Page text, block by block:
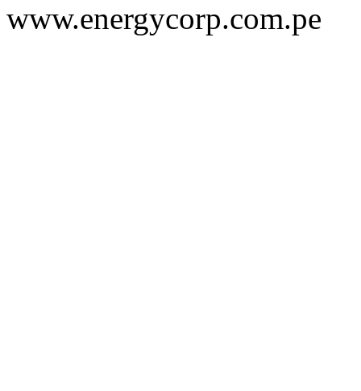
www.energycorp.com.pe